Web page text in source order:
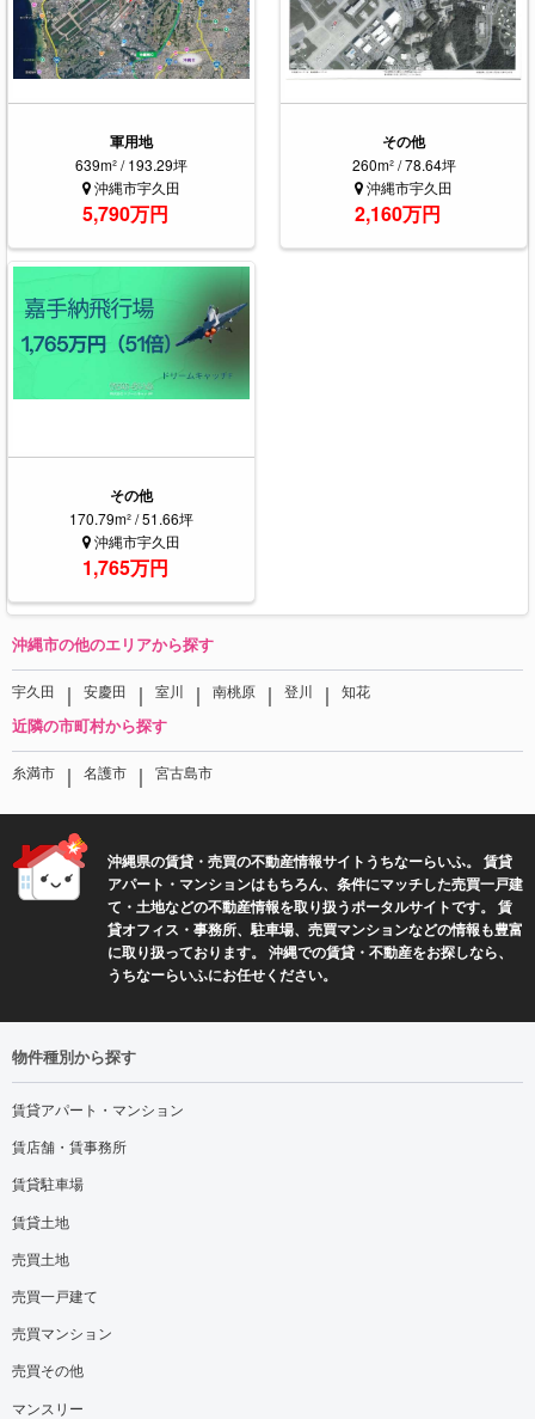
軍用地
639m² / 193.29坪
沖縄市宇久田
5,790万円
その他
260m² / 78.64坪
沖縄市宇久田
2,160万円
その他
170.79m² / 51.66坪
沖縄市宇久田
1,765万円
沖縄市の他のエリアから探す
宇久田 ｜ 安慶田 ｜ 室川 ｜ 南桃原 ｜ 登川 ｜ 知花
近隣の市町村から探す
糸満市 ｜ 名護市 ｜ 宮古島市
沖縄県の賃貸・売買の不動産情報サイトうちなーらいふ。 賃貸
アパート・マンションはもちろん、条件にマッチした売買一戸建
て・土地などの不動産情報を取り扱うポータルサイトです。 賃
貸オフィス・事務所、駐車場、売買マンションなどの情報も豊富
に取り扱っております。 沖縄での賃貸・不動産をお探しなら、
うちなーらいふにお任せください。
物件種別から探す
賃貸アパート・マンション
賃店舗・賃事務所
賃貸駐車場
賃貸土地
売買土地
売買一戸建て
売買マンション
売買その他
マンスリー